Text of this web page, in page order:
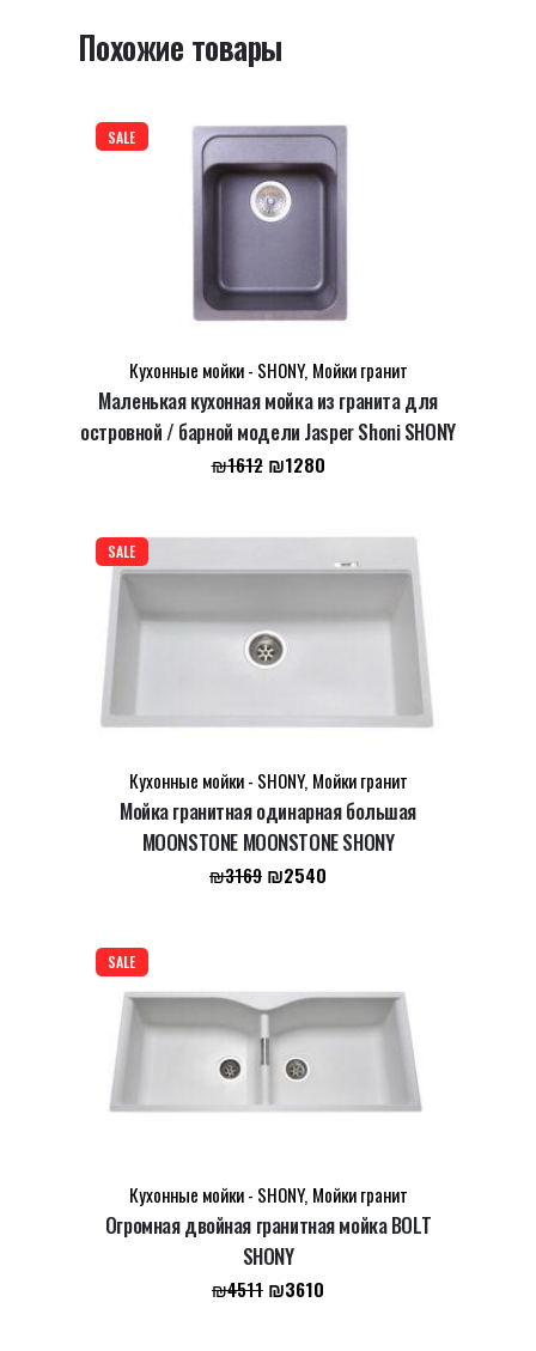
Сохранить моё имя, email и адрес сайта в этом
браузере для последующих моих комментариев.
Похожие товары
SALE
Кухонные мойки - SHONY, Мойки гранит
Маленькая кухонная мойка из гранита для
островной / барной модели Jasper Shoni SHONY
₪1612 Первоначальная
₪1280Текущая
SALE
Кухонные мойки - SHONY, Мойки гранит
Мойка гранитная одинарная большая
MOONSTONE MOONSTONE SHONY
₪3169 Первоначальная
₪2540
SALE
Кухонные мойки - SHONY, Мойки гранит
Огромная двойная гранитная мойка BOLT
SHONY
₪4511 Первоначальная
₪3610